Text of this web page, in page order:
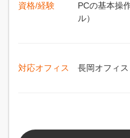
資格/経験
PCの基本操
ル）
対応オフィス 長岡オフィス